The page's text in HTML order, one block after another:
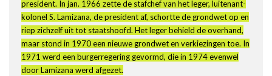
president. In jan. 1966 zette de stafchef van het leger, luitenant-
kolonel S. Lamizana, de president af, schortte de grondwet op en
riep zichzelf uit tot staatshoofd. Het leger behield de overhand,
maar stond in 1970 een nieuwe grondwet en verkiezingen toe. In
1971 werd een burgerregering gevormd, die in 1974 evenwel
door Lamizana werd afgezet.